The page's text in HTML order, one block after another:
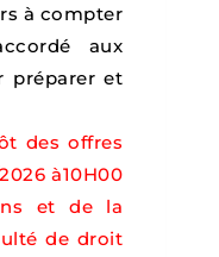
à compter
aux
préparer et
des offres
à10H00
et de la
de droit